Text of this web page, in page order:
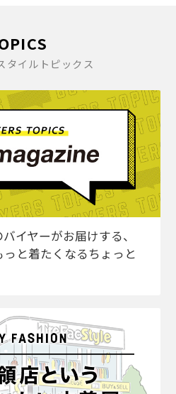
タイルトピックス
イヤーがお届けする、
と着たくなるちょっと